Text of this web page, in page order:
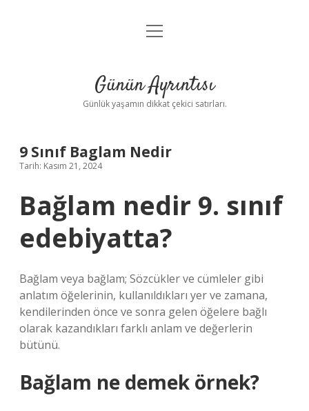
Anasayfa
Yasal Uyarı
menüyü
Günün Ayrıntısı
Günlük yaşamın dikkat çekici satırları.
9 Sınıf Baglam Nedir
Tarih: Kasım 21, 2024
Bağlam nedir 9. sınıf
edebiyatta?
Bağlam veya bağlam; Sözcükler ve cümleler gibi
anlatım öğelerinin, kullanıldıkları yer ve zamana,
kendilerinden önce ve sonra gelen öğelere bağlı
olarak kazandıkları farklı anlam ve değerlerin
bütünü.
Bağlam ne demek örnek?